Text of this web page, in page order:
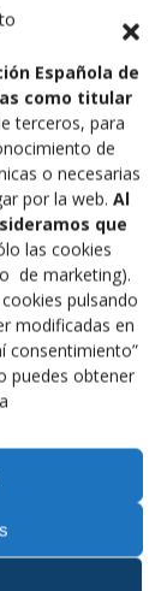
Española de
como titular
terceros, para
de
o necesarias
por la web. Al
que
las cookies
de marketing).
pulsando
modificadas en
consentimiento”
puedes obtener
Siguiente:
del Mundo
2019